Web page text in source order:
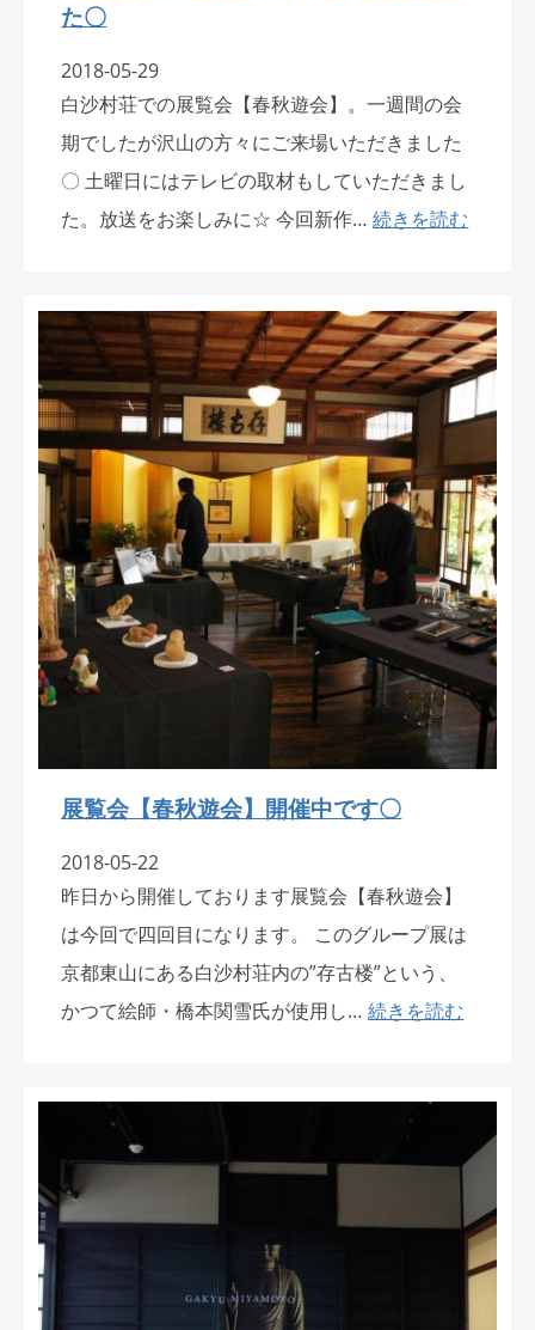
た〇
2018-05-29
白沙村荘での展覧会【春秋遊会】。一週間の会
期でしたが沢山の方々にご来場いただきました
〇 土曜日にはテレビの取材もしていただきまし
た。放送をお楽しみに☆ 今回新作…続きを読む
展覧会【春秋遊会】開催中です〇
2018-05-22
昨日から開催しております展覧会【春秋遊会】
は今回で四回目になります。 このグループ展は
京都東山にある白沙村荘内の”存古楼”という、
かつて絵師・橋本関雪氏が使用し…続きを読む